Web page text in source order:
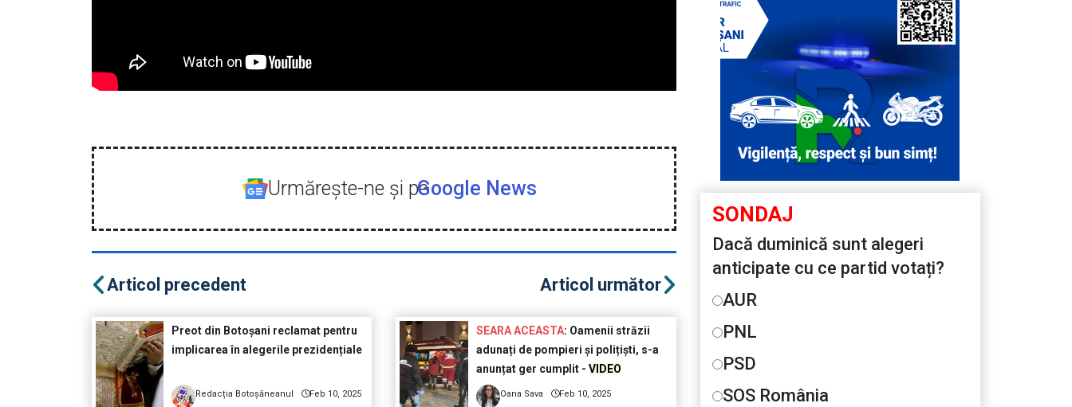
Urmăreşte-ne şi peGoogle News
Articol precedent
Preot din Botoșani reclamat pentru
implicarea în alegerile prezidențiale
Redacția Botoșăneanul Feb 10, 2025
Articol următor
SEARA ACEASTA: Oamenii străzii
adunați de pompieri și polițiști, s-a
anunțat ger cumplit - VIDEO
Oana Sava Feb 10, 2025
SONDAJ
Dacă duminică sunt alegeri
anticipate cu ce partid votați?
AUR
PNL
PSD
SOS România